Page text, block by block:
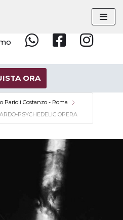
WhatsappFacebookInstagram
ORA
Parioli Costanzo - Roma
PSYCHEDELIC OPERA